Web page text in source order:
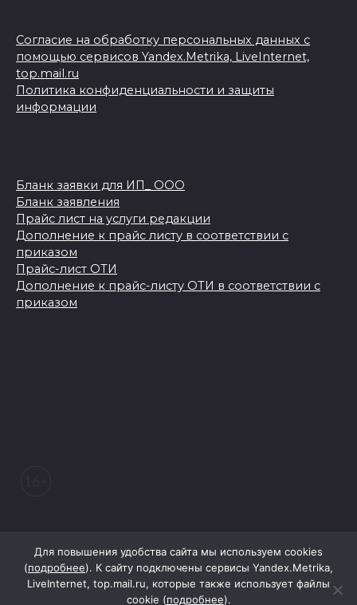
Согласие на обработку персональных данных с
помощью сервисов Yandex.Metrika, LiveInternet,
top.mail.ru
Политика конфиденциальности и защиты
информации
Бланк заявки для ИП_ ООО
Бланк заявления
Прайс лист на услуги редакции
Дополнение к прайс листу в соответствии с
приказом
Прайс-лист ОТИ
Дополнение к прайс-листу ОТИ в соответствии с
приказом
При поддержке Правительства Ростовской области
Для повышения удобства сайта мы используем cookies
(подробнее). К сайту подключены сервисы Yandex.Metrika,
LiveInternet, top.mail.ru, которые также использует файлы
cookie (подробнее).